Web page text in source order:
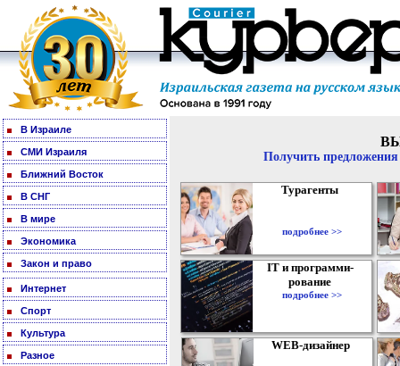
В Израиле
СМИ Израиля
Ближний Восток
В СНГ
В мире
Экономика
Закон и право
Интернет
Спорт
Культура
Разное
Получить
Турагенты
подробнее >>
IT и программи-
рование
подробнее >>
WEB-дизайнер